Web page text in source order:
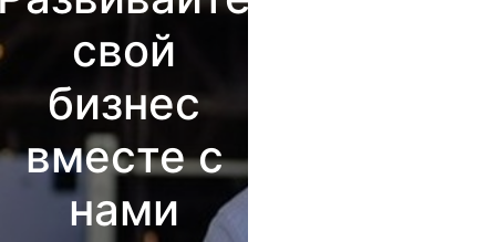
свой
бизнес
вместе с
нами